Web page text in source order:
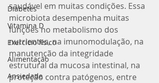
Diabetes
Vitamina D
Exercício físico
Alimentação
Ansiedade
saudável em muitas condições. Essa
microbiota desempenha muitas
funções no metabolismo dos
nutrientes, na imunomodulação, na
manutenção da integridade
estrutural da mucosa intestinal, na
proteção contra patógenos, entre